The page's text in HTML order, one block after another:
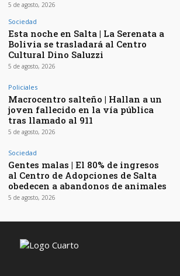
5 de agosto, 2026
Sociedad
Esta noche en Salta | La Serenata a
Bolivia se trasladará al Centro
Cultural Dino Saluzzi
5 de agosto, 2026
Policiales
Macrocentro salteño | Hallan a un
joven fallecido en la vía pública
tras llamado al 911
5 de agosto, 2026
Sociedad
Gentes malas | El 80% de ingresos
al Centro de Adopciones de Salta
obedecen a abandonos de animales
5 de agosto, 2026